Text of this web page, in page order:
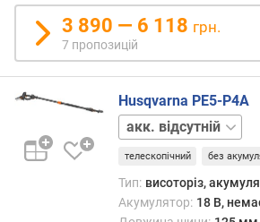
а
л
и
в
о
о
б
3 890 — 6 118 грн.
7 пропозицій
Husqvarna PE5-P4A
акк.
1
шт.
телескопічний без
Тип: висоторіз,
Акумулятор: 18 В,